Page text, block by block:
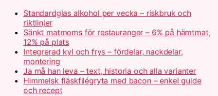
Standardglas alkohol per vecka – riskbruk och
riktlinjer
Sänkt matmoms för restauranger – 6% på hämtmat,
12% på plats
Integrerad kyl och frys – fördelar, nackdelar,
montering
Ja må han leva – text, historia och alla varianter
Himmelsk fläskfilégryta med bacon – enkel guide
och recept